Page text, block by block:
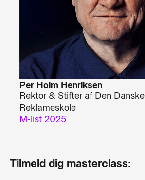
Per Holm Henriksen
Rektor & Stifter af Den Danske
Reklameskole
M-list 2025
Tilmeld dig masterclass: